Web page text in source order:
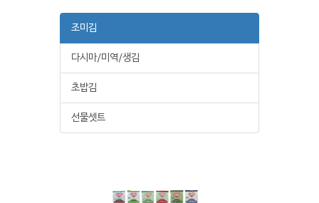
조미김
다시마/미역/생김
초밥김
선물셋트